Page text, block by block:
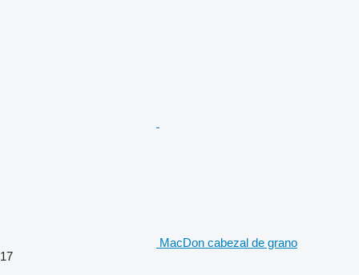
MacDon cabezal de grano
17